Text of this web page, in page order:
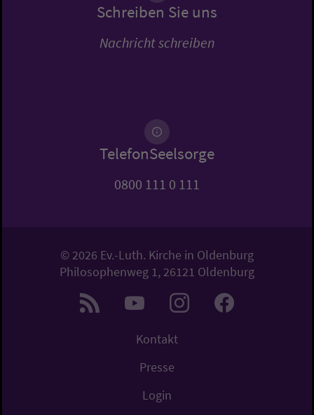
Schreiben Sie uns
Nachricht schreiben
TelefonSeelsorge
0800 111 0 111
© 2026 Ev.-Luth. Kirche in Oldenburg
Philosophenweg 1, 26121 Oldenburg
Kontakt
Presse
Login